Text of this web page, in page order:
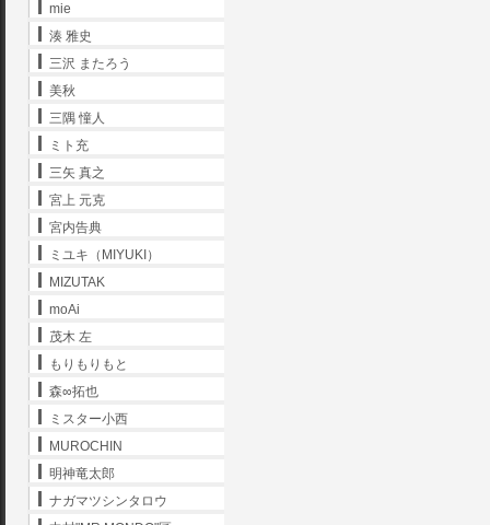
mie
湊 雅史
三沢 またろう
美秋
三隅 憧人
ミト充
三矢 真之
宮上 元克
宮内告典
ミユキ（MIYUKI）
MIZUTAK
moAi
茂木 左
もりもりもと
森∞拓也
ミスター小西
MUROCHIN
明神竜太郎
ナガマツシンタロウ